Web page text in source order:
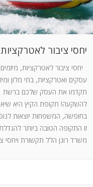
יחסי ציבור
יחסי ציבור לאטרקציות, מיזמים
עסקים ואטרקציות, בתי מלון
תקדמו את העסק שלכם ברשת
להשקעה! תקופת הקיץ היא שיא
בחופשה, המשפחות יוצאות
זו התקופה הטובה ביותר
משרד רונן הלל תקשורת ויחסי